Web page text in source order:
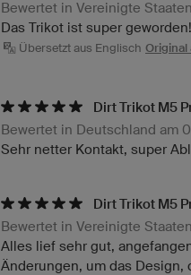
Bewertet in Vereinigte
Das Trikot ist super
Übersetzt aus Englisch Original
Dirt Trikot M5
Bewertet in Deutschland am
Sehr netter Kontakt, super
Dirt Trikot M5
Bewertet in Vereinigte
Alles lief sehr gut,
Änderungen, um das Design,